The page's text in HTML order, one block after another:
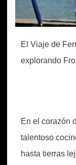
El Viaje de
explorando
En el corazón
talentoso
hasta tierras